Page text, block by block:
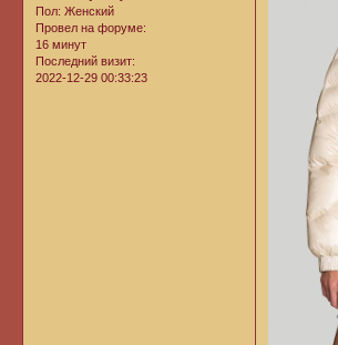
Пол: Женский
Провел на форуме:
16 минут
Последний визит:
2022-12-29 00:33:23